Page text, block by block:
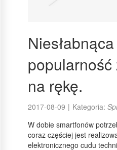
Niesłabnąca
na rękę.
2017-08-09 | Kategoria:
W dobie smartfonów
coraz częściej jest
elektronicznego cudu